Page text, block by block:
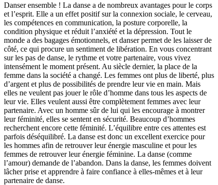
Danser ensemble ! La danse a de nombreux avantages pour le corps
et l’esprit. Elle a un effet positif sur la connexion sociale, le cerveau,
les compétences en communication, la posture corporelle, la
condition physique et réduit l’anxiété et la dépression. Tout le
monde a des bagages émotionnels, et danser permet de les laisser de
côté, ce qui procure un sentiment de libération. En vous concentrant
sur les pas de danse, le rythme et votre partenaire, vous vivez
intensément le moment présent. Au siècle dernier, la place de la
femme dans la société a changé. Les femmes ont plus de liberté, plus
d’argent et plus de possibilités de prendre leur vie en main. Mais
elles ne veulent pas jouer le rôle d’homme dans tous les aspects de
leur vie. Elles veulent aussi être complètement femmes avec leur
partenaire. Avec un homme sûr de lui qui les encourage à montrer
leur féminité, elles se sentent en sécurité. Beaucoup d’hommes
recherchent encore cette féminité. L’équilibre entre ces attentes est
parfois déséquilibré. La danse est donc un excellent exercice pour
les hommes afin de retrouver leur énergie masculine et pour les
femmes de retrouver leur énergie féminine. La danse (comme
l’amour) demande de l’abandon. Dans la danse, les femmes doivent
lâcher prise et apprendre à faire confiance à elles-mêmes et à leur
partenaire de danse.